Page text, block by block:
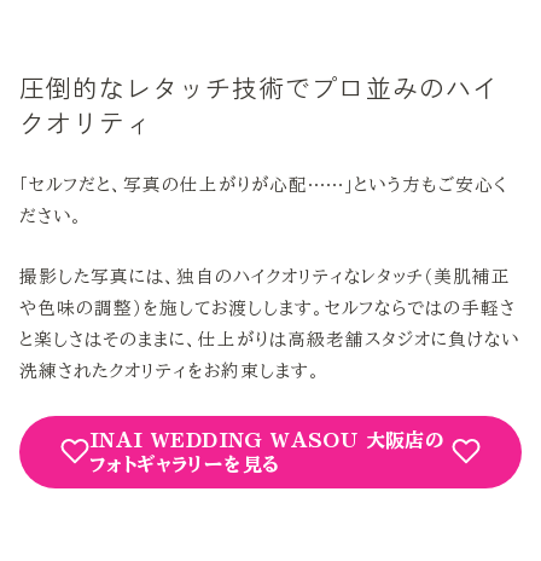
圧倒的なレタッチ技術でプロ並みのハイ
クオリティ
「セルフだと、写真の仕上がりが心配……」という方もご安心く
ださい。
撮影した写真には、独自のハイクオリティなレタッチ（美肌補正
や色味の調整）を施してお渡しします。セルフならではの手軽さ
と楽しさはそのままに、仕上がりは高級老舗スタジオに負けない
洗練されたクオリティをお約束します。
INAI WEDDING WASOU 大阪店の
フォトギャラリーを見る